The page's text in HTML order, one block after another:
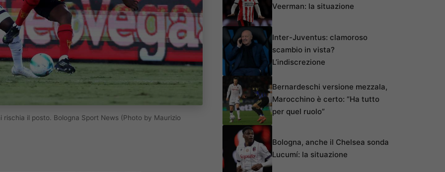
il posto. Bologna Sport News (Photo by Maurizio
Veerman: la situazione
Inter-Juventus: clamoroso
scambio in vista?
L’indiscrezione
Bernardeschi versione mezzala,
Marocchino è certo: “Ha tutto
per quel ruolo”
Bologna, anche il Chelsea sonda
Lucumí: la situazione